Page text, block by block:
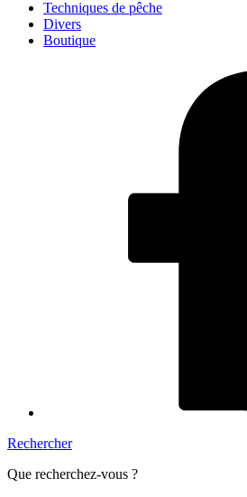
Techniques de pêche
Divers
Boutique
Rechercher
Que recherchez-vous ?